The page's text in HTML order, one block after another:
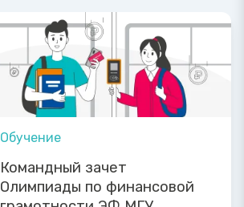
Обучение
Командный зачет
Олимпиады по финансовой